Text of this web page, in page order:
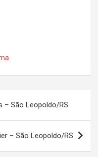
– São Leopoldo/RS
– São Leopoldo/RS